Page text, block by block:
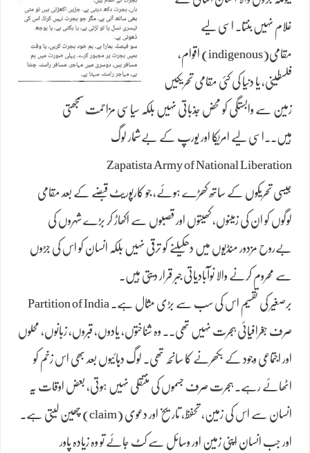
غلام نہیں بنتا۔ اسی لیے
مقامی(indigenous) اقوام،
فلسطینی، یا دنیا کی کئی مقامی تحریکیں
زمین سے وابستگی کو محض جذباتی نہیں بلکہ سیاسی مزاحمت سمجھتی
ہیں..اسی لیے امریکا اور یورپ کے بےشمار لوگ
Zapatista Army of National Liberation
جیسی تحریکوں کے ساتھ کھڑے ہوئے، جو کارپوریٹ قبضے کے بعد مقامی
لوگوں کو ان کی زمینوں، کھیتوں اور قصبوں سے اکھاڑ کر بڑے شہروں کی
بےروح مزدور منڈیوں میں دھکیلنے کو ترقی نہیں بلکہ انسان کو اس کی جڑوں
سے محروم کرنے والا نوآبادیاتی جبر قرار دیتی ہیں۔
برصغیر کی تقسیم اس کی سب سے بڑی مثال ہے۔ Partition of India
صرف جغرافیائی ہجرت نہیں تھی۔۔ وہ شناختوں، یادوں، قبروں، زبانوں، محلوں
اور اجتماعی وجود کے بکھرنے کا سانحہ تھی۔ لوگ دہائیوں بعد بھی اس زخم کو
اٹھائے رہے۔ ہجرت صرف جسموں کی منتقلی نہیں ہوتی، بعض اوقات یہ
انسان سے اس کی زمین، تحفظ، تاریخ اور دعوی (claim) چھین لیتی ہے۔
اور جب انسان اپنی زمین اور وسائل سے کٹ جائے تو وہ زیادہ پاور